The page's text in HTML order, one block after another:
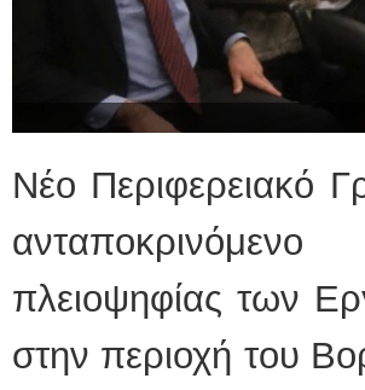
Νέο Περιφερειακό
πλειοψηφίας των
στην περιοχή του